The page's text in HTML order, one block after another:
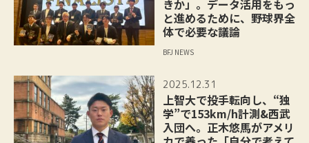
きか」。データ活用をもっ
と進めるために、野球界全
体で必要な議論
BFJ NEWS
2025.12.31
上智大で投手転向し、“独
学”で153km/h計測&西武
入団へ。正木悠馬がアメリ